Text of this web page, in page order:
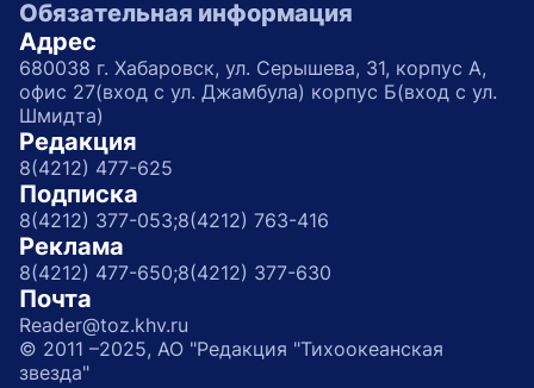
Обязательная информация
Адрес
680038 г. Хабаровск, ул. Серышева, 31, корпус А,
офис 27(вход с ул. Джамбула) корпус Б(вход с ул.
Шмидта)
Редакция
8(4212) 477-625
Подписка
8(4212) 377-053;8(4212) 763-416
Реклама
8(4212) 477-650;8(4212) 377-630
Почта
Reader@toz.khv.ru
© 2011 –2025, АО "Редакция "Тихоокеанская
звезда"